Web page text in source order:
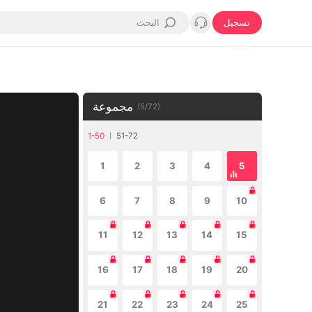
تسجيل
مجموعة (5/72)
1-50 51-72
1 2 3 4 5
6 7 8 9 10
11 12 13 14 15
16 17 18 19 20
21 22 23 24 25